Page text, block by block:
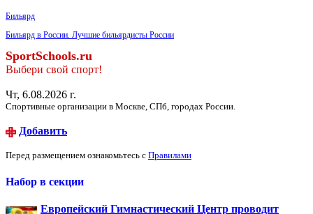
Бильярд
Бильярд в России. Лучшие бильярдисты России
SportSchools.ru
Выбери свой спорт!
Чт, 6.08.2026 г.
Спортивные организации в Москве, СПб, городах России.
Добавить
Перед размещением ознакомьтесь с Правилами
Набор в секции
Европейский Гимнастический Центр проводит